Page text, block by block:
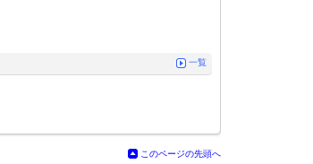
一覧
このページの先頭へ